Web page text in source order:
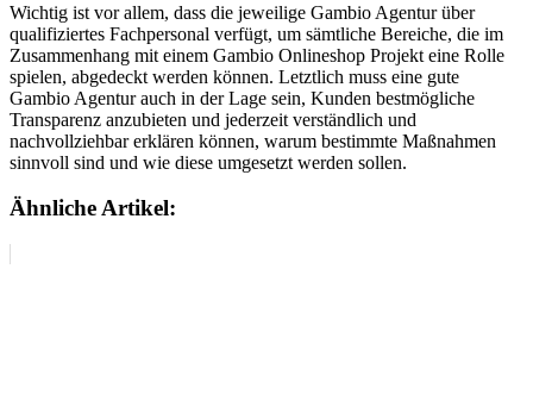
Wichtig ist vor allem, dass die jeweilige Gambio Agentur über
qualifiziertes Fachpersonal verfügt, um sämtliche Bereiche, die im
Zusammenhang mit einem Gambio Onlineshop Projekt eine Rolle
spielen, abgedeckt werden können. Letztlich muss eine gute
Gambio Agentur auch in der Lage sein, Kunden bestmögliche
Transparenz anzubieten und jederzeit verständlich und
nachvollziehbar erklären können, warum bestimmte Maßnahmen
sinnvoll sind und wie diese umgesetzt werden sollen.
Ähnliche Artikel: